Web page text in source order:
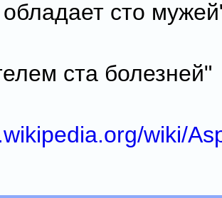
обладает сто
ста болезней"
wiki/